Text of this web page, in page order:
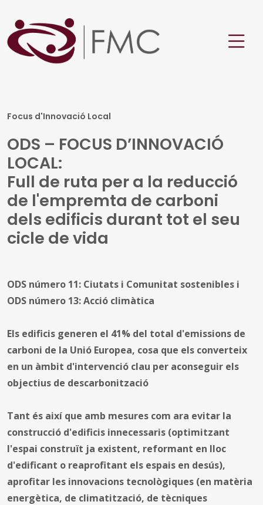
Focus d'Innovació Local
ODS – FOCUS D’INNOVACIÓ
LOCAL:
Full de ruta per a la reducció
de l'empremta de carboni
dels edificis durant tot el seu
cicle de vida
ODS número 11: Ciutats i Comunitat sostenibles i
ODS número 13: Acció climàtica
Els edificis generen el 41% del total d'emissions de
carboni de la Unió Europea, cosa que els converteix
en un àmbit d'intervenció clau per aconseguir els
objectius de descarbonització
Tant és així que amb mesures com ara evitar la
construcció d'edificis innecessaris (optimitzant
l'espai construït ja existent, reformant en lloc
d'edificant o reaprofitant els espais en desús),
aprofitar les innovacions tecnològiques (en matèria
energètica, de climatització, de tècniques